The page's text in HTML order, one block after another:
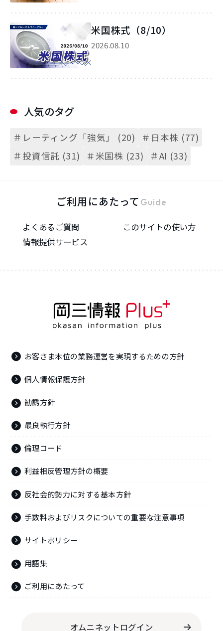
米国株式（8/10）
2026.08.10
人気のタグ
＃レーティング「強気」 (20)
＃日本株 (77)
＃投資信託 (31)
＃米国株 (23) ＃AI (33)
ご利用にあたって Guide
よくあるご質問
このサイトの使い方
情報提供サービス
お客さま本位の業務運営を実現するための方針
個人情報保護方針
勧誘方針
最良執行方針
倫理コード
利益相反管理方針の概要
反社会的勢力に対する基本方針
手数料およびリスクについての重要な注意事項
サイトポリシー
用語集
ご利用にあたって
オムニネットログイン